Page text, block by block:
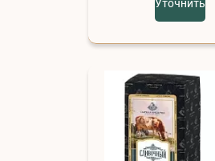
Уточнить